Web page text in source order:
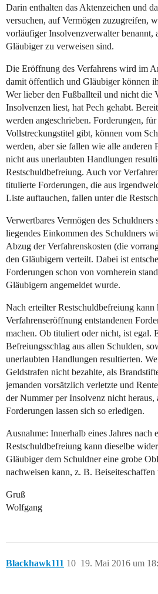
Darin enthalten das Aktenzeichen und
versuchen, auf Vermögen zuzugreifen,
vorläufiger Insolvenzverwalter benannt,
Gläubiger zu verweisen sind.
Die Eröffnung des Verfahrens wird im
damit öffentlich und Gläubiger können
Wer lieber den Fußballteil und nicht die
Insolvenzen liest, hat Pech gehabt.
werden angeschrieben. Forderungen, für
Vollstreckungstitel gibt, können vom
werden, aber sie fallen wie alle anderen
nicht aus unerlaubten Handlungen
Restschuldbefreiung. Auch vor
titulierte Forderungen, die aus
Liste auftauchen, fallen unter die
Verwertbares Vermögen des
liegendes Einkommen des Schuldners
Abzug der Verfahrenskosten (die
den Gläubigern verteilt. Dabei ist
Forderungen schon von vornherein
Gläubigern angemeldet wurde.
Nach erteilter Restschuldbefreiung
Verfahrenseröffnung entstandenen
machen. Ob tituliert oder nicht, ist egal.
Befreiungsschlag aus allen Schulden,
unerlaubten Handlungen resultierten.
Geldstrafen nicht bezahlte, als
jemanden vorsätzlich verletzte und
der Nummer per Insolvenz nicht heraus,
Forderungen lassen sich so erledigen.
Ausnahme: Innerhalb eines Jahres nach
Restschuldbefreiung kann dieselbe
Gläubiger dem Schuldner eine grobe
nachweisen kann, z. B. Beiseiteschaffen
Gruß
Wolfgang
Blackhawk111 19. Mai 2016 um
10